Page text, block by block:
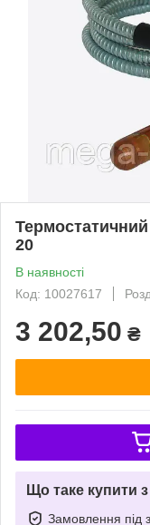
20
В наявності
Код: 10027617
3 202,50 ₴
Що таке купити
Замовлення під